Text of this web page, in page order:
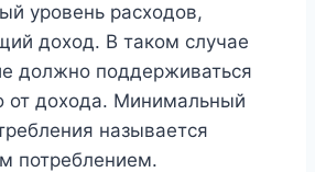
уровень расходов,
доход. В таком случае
должно поддерживаться
от дохода. Минимальный
называется
потреблением.